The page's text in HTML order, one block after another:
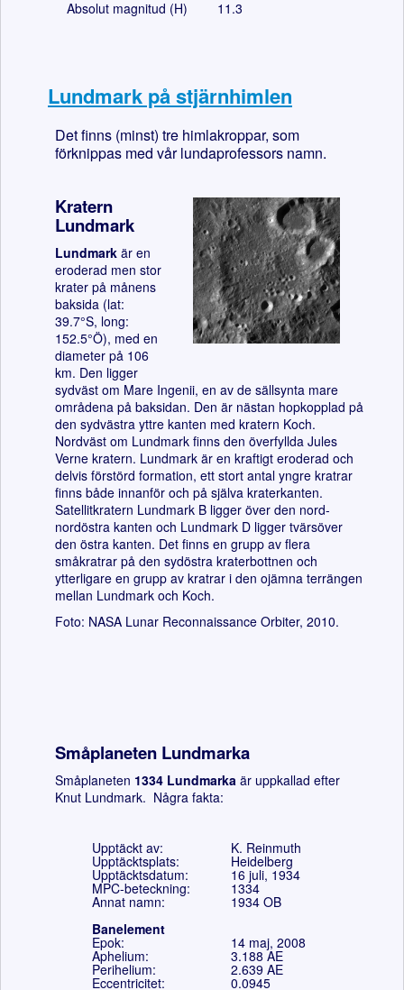
Absolut magnitud (H)
11.3
Lundmark på stjärnhimlen
Det finns (minst) tre himlakroppar, som
förknippas med vår lundaprofessors namn.
Kratern
Lundmark
Lundmark är en
eroderad men stor
krater på månens
baksida (lat:
39.7°S, long:
152.5°Ö), med en
diameter på 106
km. Den ligger
sydväst om Mare Ingenii, en av de sällsynta mare
områdena på baksidan. Den är nästan hopkopplad på
den sydvästra yttre kanten med kratern Koch.
Nordväst om Lundmark finns den överfyllda Jules
Verne kratern. Lundmark är en kraftigt eroderad och
delvis förstörd formation, ett stort antal yngre kratrar
finns både innanför och på själva kraterkanten.
Satellitkratern Lundmark B ligger över den nord-
nordöstra kanten och Lundmark D ligger tvärsöver
den östra kanten. Det finns en grupp av flera
småkratrar på den sydöstra kraterbottnen och
ytterligare en grupp av kratrar i den ojämna terrängen
mellan Lundmark och Koch.
Foto: NASA Lunar Reconnaissance Orbiter, 2010.
Småplaneten Lundmarka
Småplaneten 1334 Lundmarka är uppkallad efter
Knut Lundmark. Några fakta:
Upptäckt av: K. Reinmuth
Upptäcktsplats: Heidelberg
Upptäcktsdatum: 16 juli, 1934
MPC-beteckning: 1334
Annat namn:
1934 OB
Banelement
Epok: 14 maj, 2008
Aphelium: 3.188 AE
Perihelium: 2.639 AE
Eccentricitet: 0.0945